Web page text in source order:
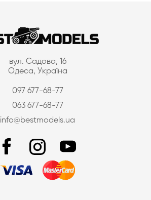
вул. Садова, 16
Одеса, Україна
097 677-68-77
063 677-68-77
info@bestmodels.ua